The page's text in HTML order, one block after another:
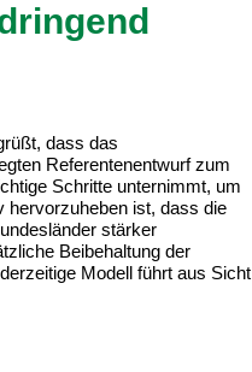
dass das
Referentenentwurf zum
Schritte unternimmt, um
hervorzuheben ist, dass die
stärker
Beibehaltung der
Modell führt aus Sicht